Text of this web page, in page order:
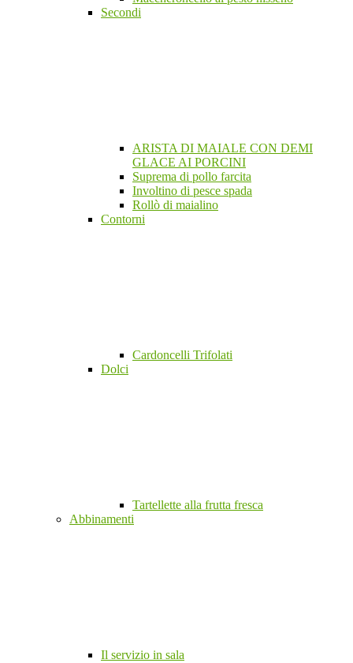
Secondi
ARISTA DI MAIALE CON DEMI
GLACE AI PORCINI
Suprema di pollo farcita
Involtino di pesce spada
Rollò di maialino
Contorni
Cardoncelli Trifolati
Dolci
Tartellette alla frutta fresca
Abbinamenti
Il servizio in sala